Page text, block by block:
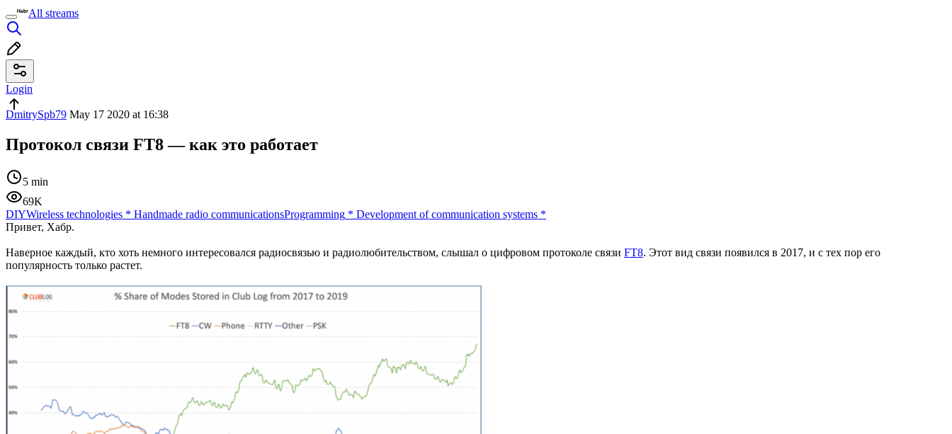
All streams
Login
DmitrySpb79 May 17 2020 at 16:38
Протокол связи FT8 — как это работает
5 min
69K
DIYWireless technologies * Handmade radio communicationsProgramming * Development of communication systems *
Привет, Хабр.
Наверное каждый, кто хоть немного интересовался радиосвязью и радиолюбительством, слышал о цифровом протоколе связи FT8. Этот вид связи появился в 2017, и с тех пор его
популярность только растет.